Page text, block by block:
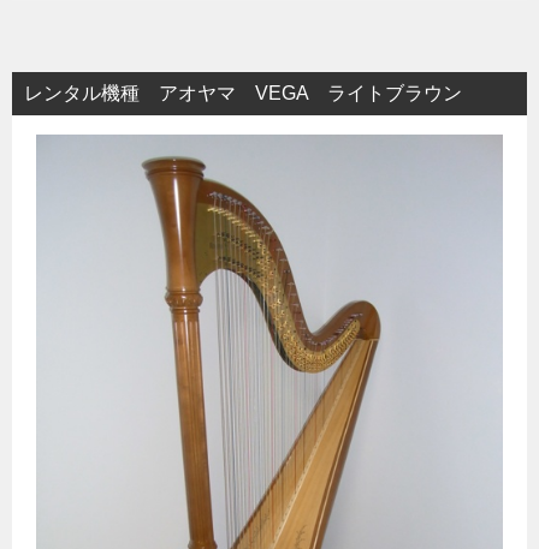
レンタル機種 アオヤマ VEGA ライトブラウン